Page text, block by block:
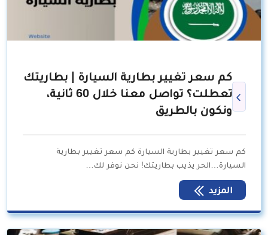
كم سعر تغيير بطارية السيارة | بطاريتك
تعطلت؟ تواصل معنا خلال 60 ثانية،
ونكون بالطريق
كم سعر تغيير بطارية السيارة كم سعر تغيير بطارية
السيارة…الحر يذيب بطاريتك! نحن نوفر لك…
المزيد